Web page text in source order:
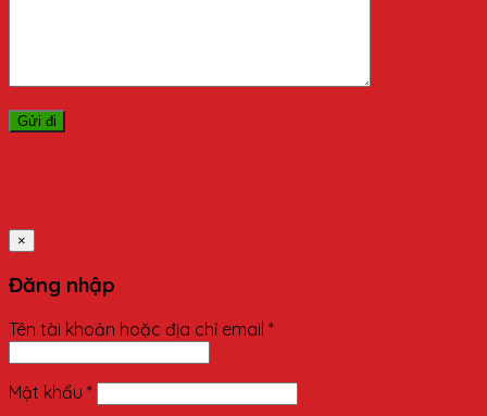
×
Đăng nhập
Tên tài khoản hoặc địa chỉ email *
Mật khẩu *